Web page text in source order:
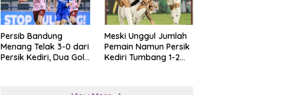
Persib Bandung
Menang Telak 3-0 dari
Persik Kediri, Dua Gol
Meski Unggul Jumlah
Pemain Namun Persik
Kediri Tumbang 1-2